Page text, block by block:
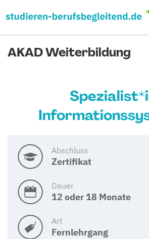
AKAD Weiterbildung
Abschluss
Zertifikat
Dauer
12 oder 18 Monate
Art
Fernlehrgang